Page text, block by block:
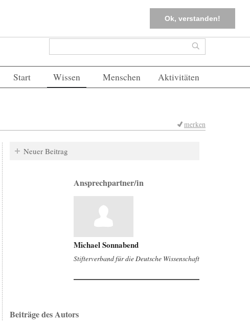
Ok, verstanden!
FAQs Einloggen
Suchformular Suche
Start Wissen Menschen Aktivitäten
merken
Neuer Beitrag
Ansprechpartner/in
Michael Sonnabend
Stifterverband für die Deutsche Wissenschaft
Beiträge des Autors